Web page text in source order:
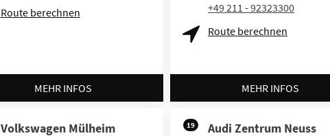
Route berechnen
MEHR INFOS
+49 211 - 92323300
Route berechnen
MEHR INFOS
Volkswagen Mülheim
19 Audi Zentrum Neuss